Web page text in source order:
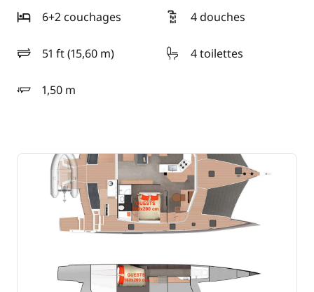
6+2 couchages
4 douches
51 ft (15,60 m)
longueur 4 toilettes
1,50 m
tirant d'eau